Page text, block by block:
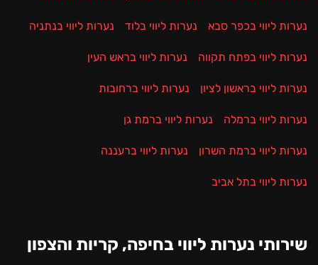
נערות ליווי בכפר סבא נערות ליווי בלוד נערות ליווי בנתניה
נערות ליווי בפתח תקווה נערות ליווי בראש העין
נערות ליווי בראשון לציון נערות ליווי ברחובות
נערות ליווי ברמלה נערות ליווי ברמת גן
נערות ליווי ברמת השרון נערות ליווי ברעננה
נערות ליווי בתל אביב
שירותי נערות ליווי בחיפה, קריות והצפון